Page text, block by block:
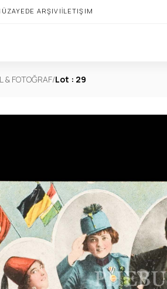
ARŞIVIİLETIŞIM
& FOTOĞRAF/Lot : 29